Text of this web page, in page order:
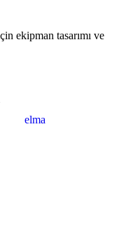
ekipman tasarımı ve